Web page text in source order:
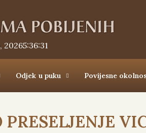
2026.5:36:32
Odjek u puku Povijesne
PRESELJENJE